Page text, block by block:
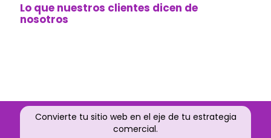
Lo que nuestros clientes dicen de
nosotros
Convierte tu sitio web en el eje de tu estrategia
comercial.